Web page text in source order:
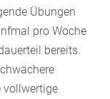
Übungen
pro Woche
bereits.
vollwertige